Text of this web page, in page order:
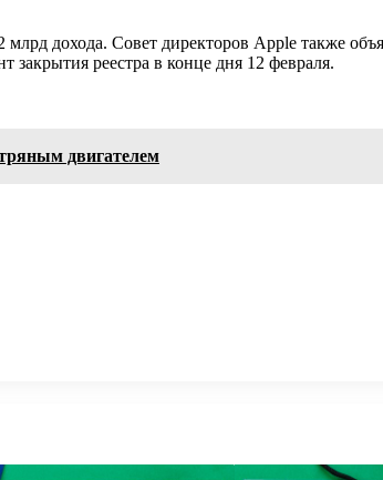
дохода. Совет директоров Apple также
реестра в конце дня 12 февраля.
двигателем